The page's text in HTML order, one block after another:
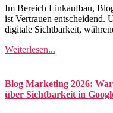
Im Bereich Linkaufbau,
ist Vertrauen entscheidend.
digitale Sichtbarkeit,
Weiterlesen...
Blog Marketing 2026:
über Sichtbarkeit in